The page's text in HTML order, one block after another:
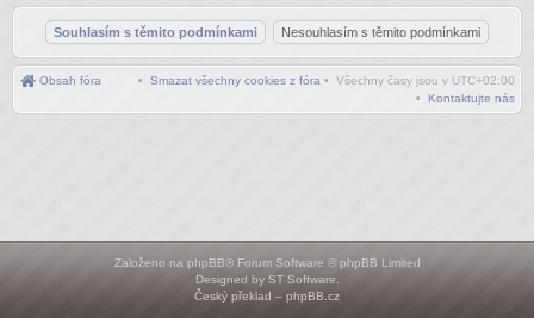
Obsah fóra • Všechny časy jsou v UTC+02:00
• Smazat všechny cookies z fóra
• Kontaktujte nás
Založeno na phpBB® Forum Software © phpBB Limited
Designed by ST Software
Český překlad – phpBB.cz